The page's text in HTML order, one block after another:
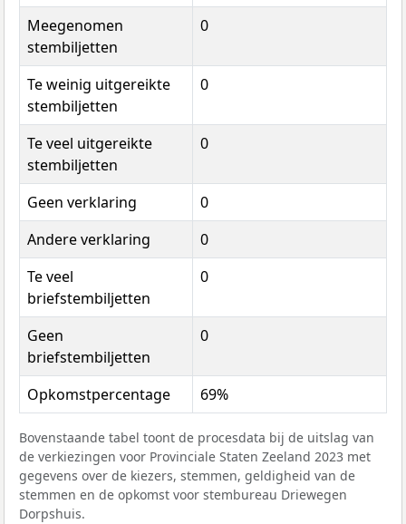
Meegenomen
stembiljetten
0
Te weinig uitgereikte
stembiljetten
0
Te veel uitgereikte
stembiljetten
0
Geen verklaring
0
Andere verklaring
0
Te veel
briefstembiljetten
0
Geen
briefstembiljetten
0
Opkomstpercentage 69%
Bovenstaande tabel toont de procesdata bij de uitslag van
de verkiezingen voor Provinciale Staten Zeeland 2023 met
gegevens over de kiezers, stemmen, geldigheid van de
stemmen en de opkomst voor stembureau Driewegen
Dorpshuis.